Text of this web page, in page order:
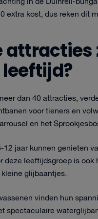
extra kost, dus reken dit
attracties
dan 40 attracties,
voor tieners en
en het
12 jaar kunnen genieten
deze leeftijdsgroep is
glijbaantjes.
vinden hun
spectaculaire